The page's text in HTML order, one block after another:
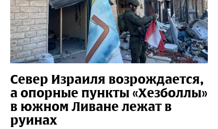
Север Израиля возрождается,
а опорные пункты «Хезболлы»
в южном Ливане лежат в
руинах